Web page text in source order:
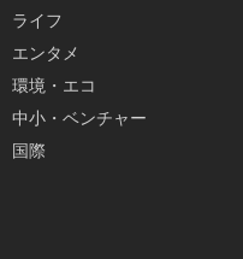
ライフ
エンタメ
環境・エコ
中小・ベンチャー
国際